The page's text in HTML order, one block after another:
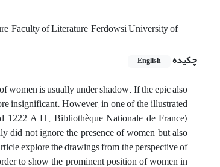
Faculty of Literature, Ferdowsi University of
چکیده
English
women is usually under shadow. If the epic also
insignificant. However, in one of the illustrated
A.H., Bibliothèque Nationale de France)
did not ignore the presence of women but also
explore the drawings from the perspective of
to show the prominent position of women in